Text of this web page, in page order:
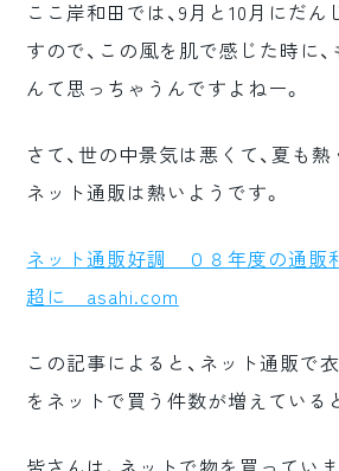
ここ岸和田では、9月と10月にだん
すので、この風を肌で感じた時に
んて思っちゃうんですよねー。
さて、世の中景気は悪くて、夏も熱
ネット通販は熱いようです。
ネット通販好調 ０８年度の通販
超に asahi.com
この記事によると、ネット通販で
をネットで買う件数が増えている